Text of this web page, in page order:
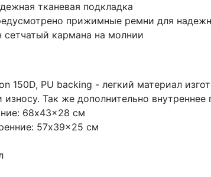
тканевая подкладка
прижимные ремни для
сетчатый кармана на молнии
150D, PU backing - легкий материал
износу. Так же дополнительно
68x43x28 см
57x39x25 см